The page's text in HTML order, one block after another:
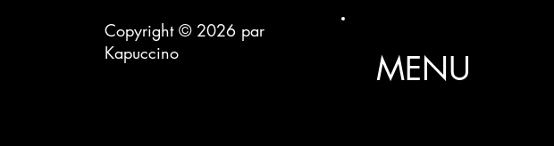
Copyright © 2026 par
Kapuccino
MENU